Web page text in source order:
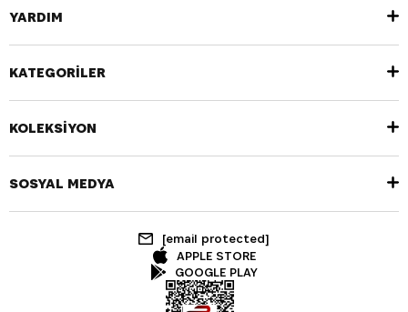
YARDIM
KATEGORİLER
KOLEKSİYON
SOSYAL MEDYA
[email protected]
APPLE STORE
GOOGLE PLAY